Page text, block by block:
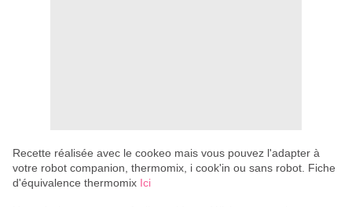
Recette réalisée avec le cookeo mais vous pouvez l'adapter à
votre robot companion, thermomix, i cook'in ou sans robot. Fiche
d'équivalence thermomix Ici